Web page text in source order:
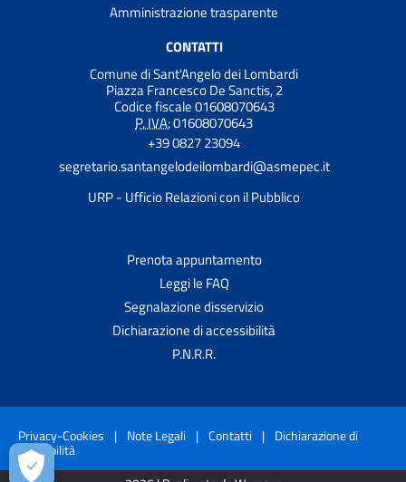
Amministrazione trasparente
CONTATTI
Comune di Sant'Angelo dei Lombardi
Piazza Francesco De Sanctis, 2
Codice fiscale 01608070643
P. IVA:01608070643
+39 0827 23094
segretario.santangelodeilombardi@asmepec.it
URP - Ufficio Relazioni con il Pubblico
Prenota appuntamento
Leggi le FAQ
Segnalazione disservizio
Dichiarazione di accessibilità
P.N.R.R.
Privacy-Cookies | Note Legali | Contatti | Dichiarazione di
accessibilità